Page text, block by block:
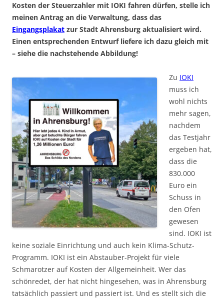
Kosten der Steuerzahler mit IOKI fahren dürfen, stelle ich
meinen Antrag an die Verwaltung, dass das
Eingangsplakat zur Stadt Ahrensburg aktualisiert wird.
Einen entsprechenden Entwurf liefere ich dazu gleich mit
– siehe die nachstehende Abbildung!
Zu IOKI
muss ich
wohl nichts
mehr sagen,
nachdem
das Testjahr
ergeben hat,
dass die
830.000
Euro ein
Schuss in
den Ofen
gewesen
sind. IOKI ist
keine soziale Einrichtung und auch kein Klima-Schutz-
Programm. IOKI ist ein Abstauber-Projekt für viele
Schmarotzer auf Kosten der Allgemeinheit. Wer das
schönredet, der hat nicht hingesehen, was in Ahrensburg
tatsächlich passiert und passiert ist. Und es stellt sich die